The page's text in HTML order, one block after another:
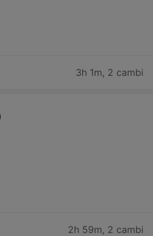
3h 1m, 2 cambi
2h 59m, 2 cambi